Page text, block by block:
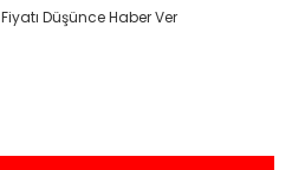
Fiyatı Düşünce Haber Ver